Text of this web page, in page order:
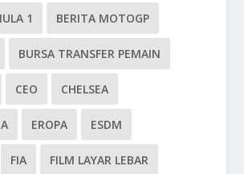
1 BERITA MOTOGP
BURSA TRANSFER PEMAIN
CEO CHELSEA
EROPA ESDM
FIA FILM LAYAR LEBAR